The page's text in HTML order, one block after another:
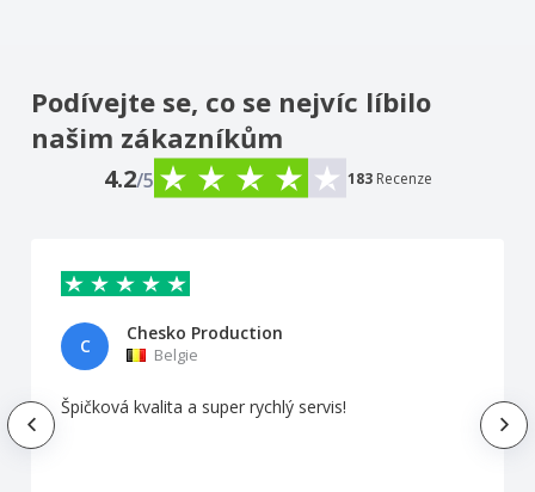
Podívejte se, co se nejvíc líbilo
našim zákazníkům
4.2/5 183 Recenze
C
Chesko Production
Belgie
Špičková kvalita a super rychlý servis!